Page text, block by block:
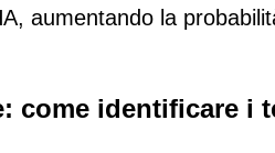
aumentando la
come identificare i